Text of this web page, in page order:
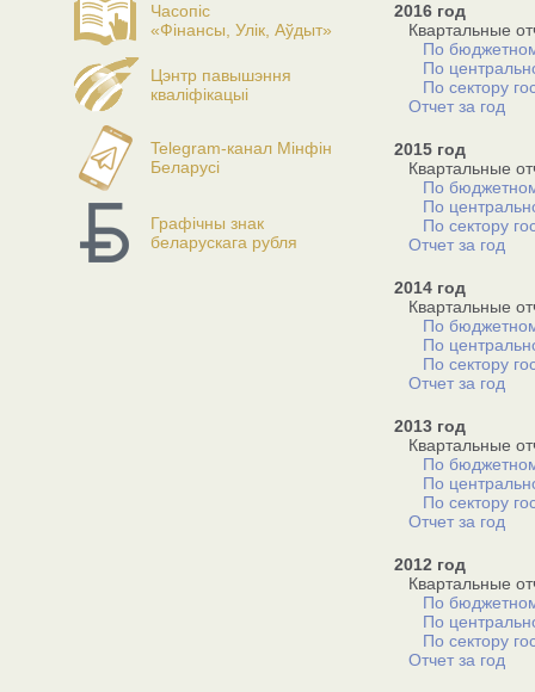
Часопіс
«Фінансы, Улік, Аўдыт»
Цэнтр павышэння
кваліфікацыі
Telegram-канал Мінфін
Беларусі
Графічны знак
беларускага рубля
2016 год
Квартальные
По
По
По сектору
Отчет за год
2015 год
Квартальные
По
По
По сектору
Отчет за год
2014 год
Квартальные
По
По
По сектору
Отчет за год
2013 год
Квартальные
По
По
По сектору
Отчет за год
2012 год
Квартальные
По
По
По сектору
Отчет за год